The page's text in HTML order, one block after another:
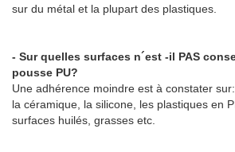
sur du métal et la plupart des plastiques.
- Sur quelles surfaces n´est -il PAS
pousse PU?
Une adhérence moindre est à constater
la céramique, la silicone, les plastiques en
surfaces huilés, grasses etc.